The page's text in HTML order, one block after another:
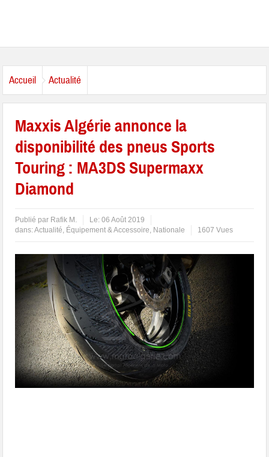
Accueil Actualité
Maxxis Algérie annonce la
disponibilité des pneus Sports
Touring : MA3DS Supermaxx
Diamond
Publié par Rafik M. Le:06 Août 2019
dans:Actualité, Équipement & Accessoire, Nationale 1607 Vues